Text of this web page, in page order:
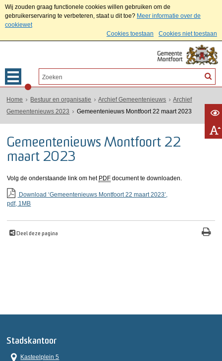
Wij zouden graag functionele cookies willen gebruiken om de
gebruikerservaring te verbeteren, staat u dit toe? Meer informatie over de
cookiewet
Cookies toestaan
Cookies niet toestaan
Home Bestuur en organisatie Archief Gemeentenieuws
Archief
Gemeentenieuws 2023
Gemeentenieuws Montfoort 22 maart 2023
Gemeentenieuws Montfoort 22
maart 2023
Volg de onderstaande link om het PDF document te downloaden.
Download ‘Gemeentenieuws Montfoort 22 maart 2023’,
pdf, 1MB
Deel deze pagina
Stadskantoor
Kasteelplein 5